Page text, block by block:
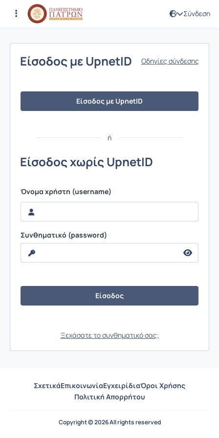
Σύνδεση
Σύνδεση
Είσοδος με UpnetID Οδηγίες σύνδεσης
Είσοδος με UpnetID
ή
Είσοδος χωρίς UpnetID
Όνομα χρήστη (username)
Συνθηματικό (password)
Ξεχάσατε το συνθηματικό σας;
ΣχετικάΕπικοινωνίαΕγχειρίδιαΌροι Χρήσης
Πολιτική Απορρήτου
Copyright © 2026 All rights reserved